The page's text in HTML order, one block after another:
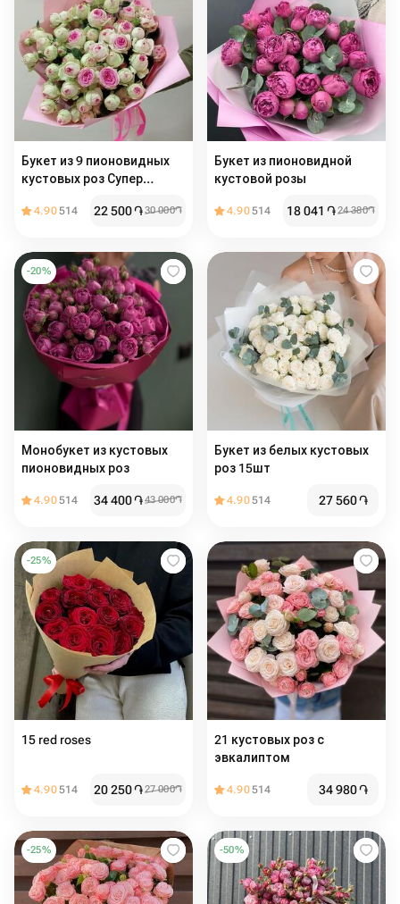
Букет из 9 пионовидных
кустовых роз Супер
4.90514 22 500֏30 000֏
Букет из пионовидной
кустовой розы
4.90514 18 041 ֏24 380֏
-20%
Монобукет из кустовых
пионовидных роз
4.90514 34 400֏43 000֏
Букет из белых кустовых
роз 15шт
4.90514 27 560֏
-25%
15 red roses
4.90514 20 250֏27 000֏
21 кустовых роз с
эвкалиптом
4.90514 34 980֏
-25% -50%